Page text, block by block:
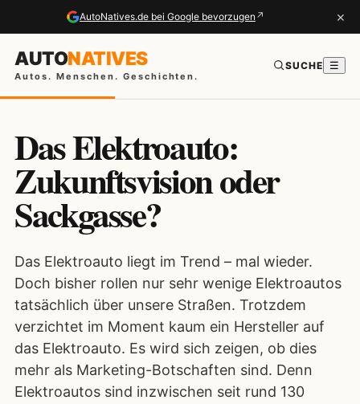
AutoNatives.de bei Google bevorzugen ↗ ×
AUTONATIVES
Autos. Menschen. Geschichten.
SUCHE ☰
Das Elektroauto:
Zukunftsvision oder
Sackgasse?
Das Elektroauto liegt im Trend – mal wieder.
Doch bisher rollen nur sehr wenige Elektroautos
tatsächlich über unsere Straßen. Trotzdem
verzichtet im Moment kaum ein Hersteller auf
das Elektroauto. Es wird sich zeigen, ob dies
mehr als Marketing-Botschaften sind. Denn
Elektroautos sind inzwischen seit rund 130